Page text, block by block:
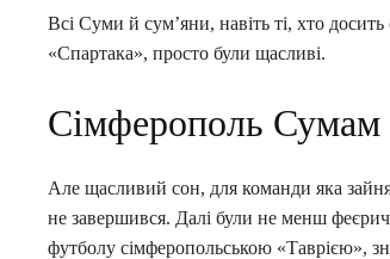
Всі Суми й сум’яни, навіть ті, хто
«Спартака», просто були щасливі.
Сімферополь Сумам
Але щасливий сон, для команди яка
не завершився. Далі були не менш
футболу сімферопольською «Таврією»,